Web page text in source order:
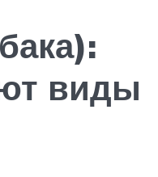
виды